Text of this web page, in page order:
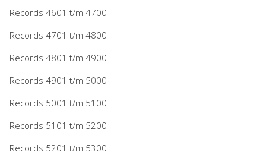
Records 4601 t/m 4700
Records 4701 t/m 4800
Records 4801 t/m 4900
Records 4901 t/m 5000
Records 5001 t/m 5100
Records 5101 t/m 5200
Records 5201 t/m 5300